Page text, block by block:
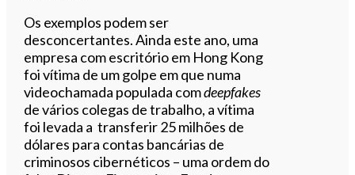
Os exemplos podem ser
desconcertantes. Ainda este ano, uma
empresa com escritório em Hong Kong
foi vítima de um golpe em que numa
videochamada populada comdeepfakes
de vários colegas de trabalho, a vítima
foi levada a transferir 25 milhões de
dólares para contas bancárias de
criminosos cibernéticos – uma ordem do